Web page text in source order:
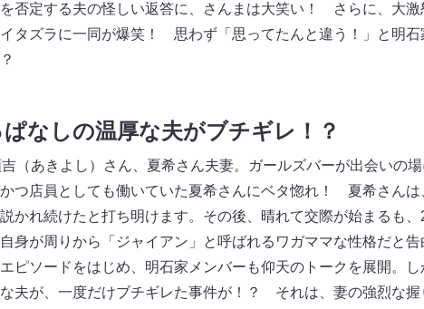
否定する夫の怪しい返答に、さんまは大笑い！ さらに、大激
タズラに一同が爆笑！ 思わず「思ってたんと違う！」と明石
なしの温厚な夫がブチギレ！？
（あきよし）さん、夏希さん夫妻。ガールズバーが出会いの
つ店員としても働いていた夏希さんにベタ惚れ！ 夏希さんは
かれ続けたと打ち明けます。その後、晴れて交際が始まるも
が周りから「ジャイアン」と呼ばれるワガママな性格だと告
ピソードをはじめ、明石家メンバーも仰天のトークを展開。
夫が、一度だけブチギレた事件が！？ それは、妻の強烈な